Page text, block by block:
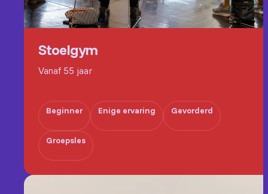
Stoelgym
Vanaf 55 jaar
Beginner Enige ervaring Gevorderd
Groepsles